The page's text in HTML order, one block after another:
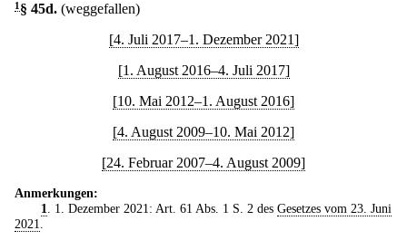
1 § 45d. (weggefallen)
[4. Juli 2017–1. Dezember 2021]
[1. August 2016–4. Juli 2017]
[10. Mai 2012–1. August 2016]
[4. August 2009–10. Mai 2012]
[24. Februar 2007–4. August 2009]
Anmerkungen:
1
. 1. Dezember 2021: Art. 61 Abs. 1 S. 2 des Gesetzes vom 23. Juni
2021